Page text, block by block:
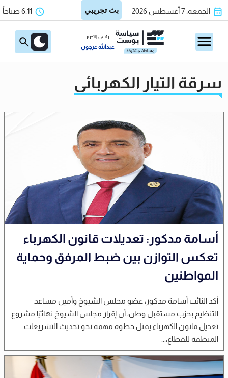
الجمعة، 7 أغسطس 2026 6:11 صباحاً
رئيس التحرير
عبدالله عرجون
سرقة التيار الكهربائي
أسامة مدكور: تعديلات قانون الكهرباء
تعكس التوازن بين ضبط المرفق وحماية
المواطنين
أكد النائب أسامة مدكور، عضو مجلس الشيوخ وأمين مساعد
التنظيم بحزب مستقبل وطن، أن إقرار مجلس الشيوخ نهائيًا مشروع
تعديل قانون الكهرباء يمثل خطوة مهمة نحو تحديث التشريعات
المنظمة للقطاع،...